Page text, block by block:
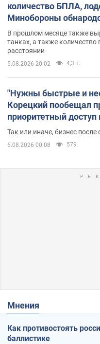
количество БПЛА,
Минобороны
В прошлом месяце также
танках, а также
расстоянии
5.08.2026 20:02 4,3 т.
"Нужны быстрые и
Корецкий пообещал
приоритетный
помещениям
Так или иначе, бизнес
6.08.2026 00:08 579
Мнения
Как противостоять
баллистике